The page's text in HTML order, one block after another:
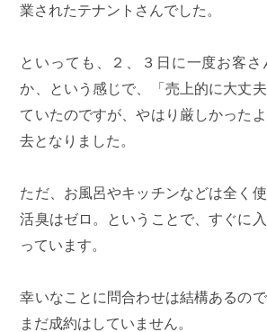
業されたテナントさんでした。
といっても、２、３日に一度お客
か、という感じで、「売上的に大丈
ていたのですが、やはり厳しかった
去となりました。
ただ、お風呂やキッチンなどは全く
活臭はゼロ。ということで、すぐに
っています。
幸いなことに問合わせは結構あるの
まだ成約はしていません。